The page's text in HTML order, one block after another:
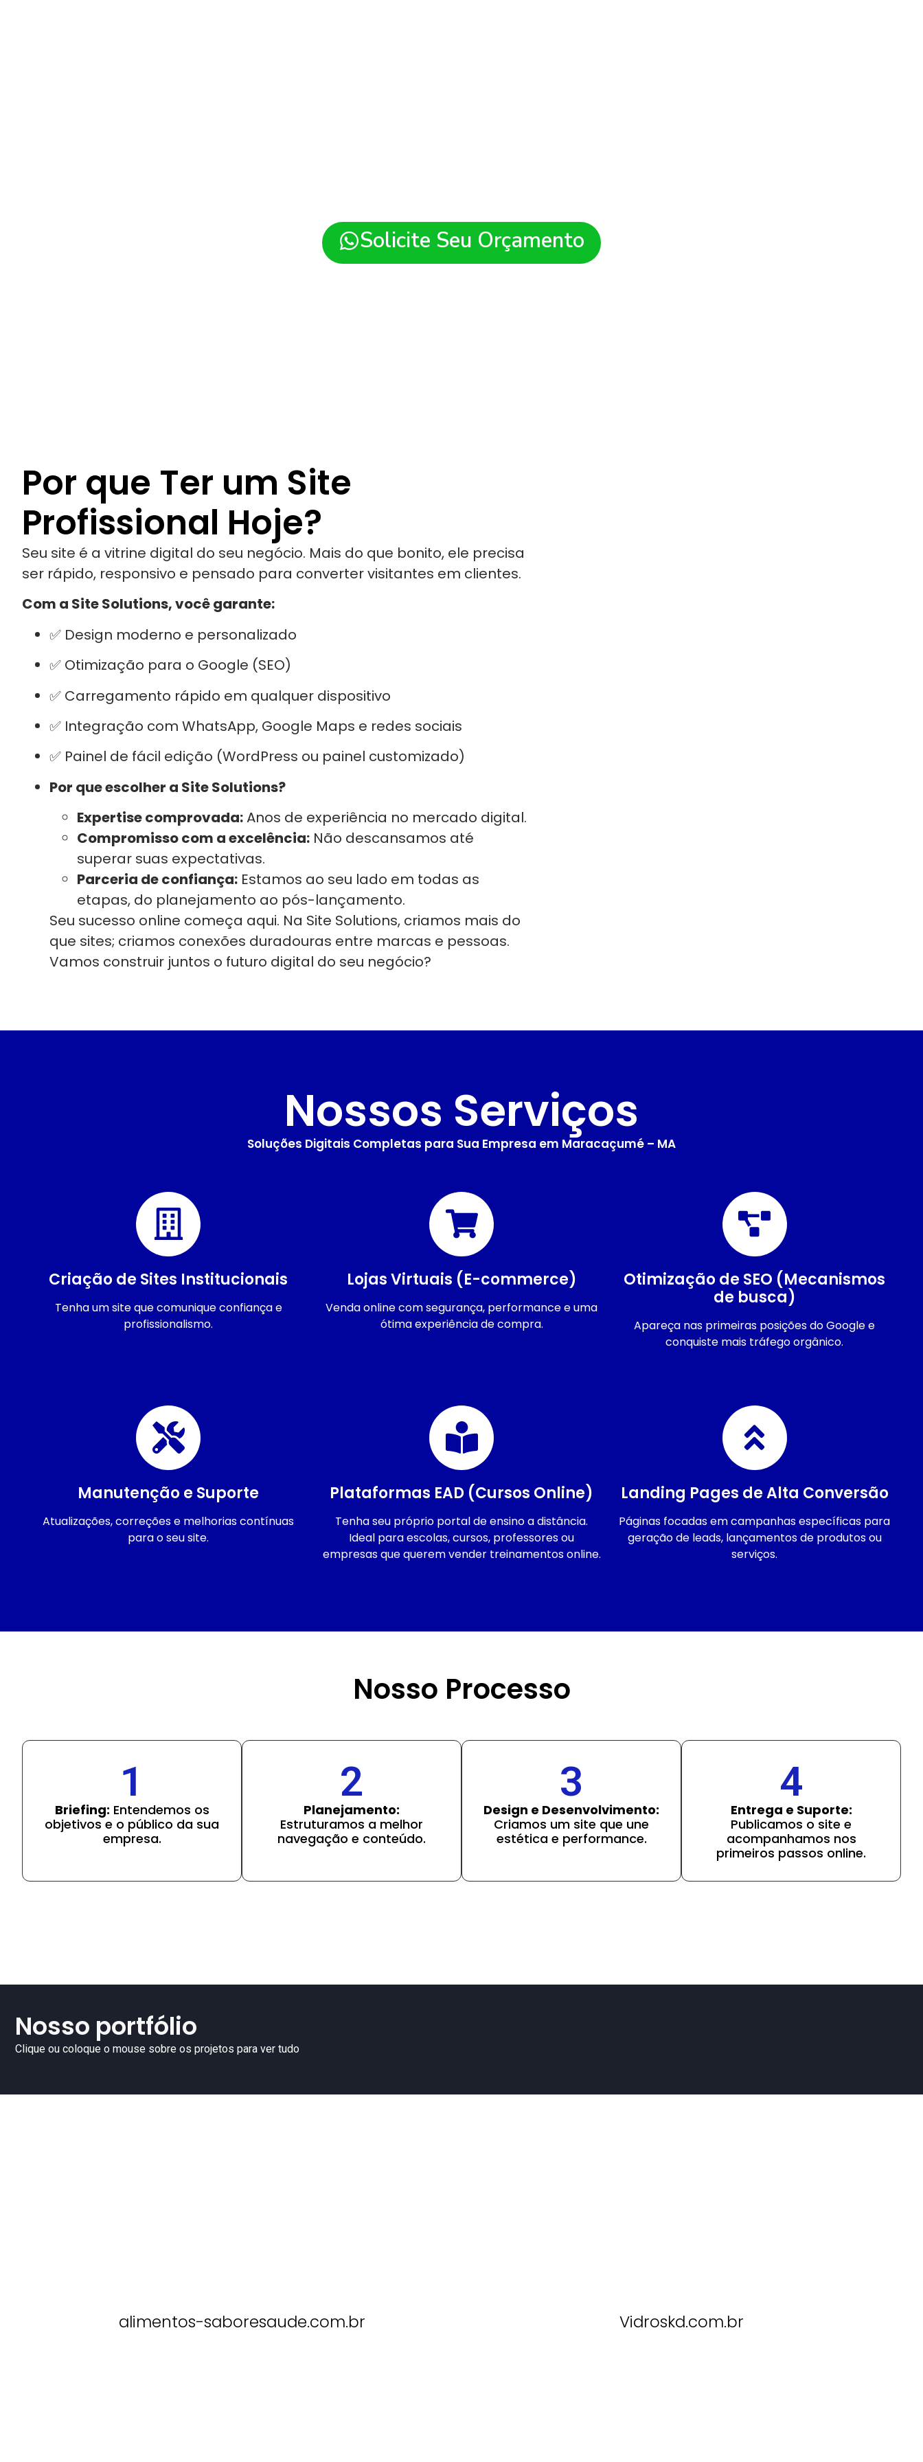
Solicite Seu Orçamento
Por que Ter um Site
Profissional Hoje?
Seu site é a vitrine digital do seu negócio. Mais do que bonito, ele precisa
ser rápido, responsivo e pensado para converter visitantes em clientes.
Com a Site Solutions, você garante:
✅ Design moderno e personalizado
✅ Otimização para o Google (SEO)
✅ Carregamento rápido em qualquer dispositivo
✅ Integração com WhatsApp, Google Maps e redes sociais
✅ Painel de fácil edição (WordPress ou painel customizado)
Por que escolher a Site Solutions?
Expertise comprovada:Anos de experiência no mercado digital.
Compromisso com a excelência: Não descansamos até
superar suas expectativas.
Parceria de confiança: Estamos ao seu lado em todas as
etapas, do planejamento ao pós-lançamento.
Seu sucesso online começa aqui. Na Site Solutions, criamos mais do
que sites; criamos conexões duradouras entre marcas e pessoas.
Vamos construir juntos o futuro digital do seu negócio?
Nossos Serviços
Soluções Digitais Completas para Sua Empresa em Maracaçumé – MA
Criação de Sites Institucionais
Tenha um site que comunique confiança e
profissionalismo.
Lojas Virtuais (E-commerce)
Venda online com segurança, performance e uma
ótima experiência de compra.
Otimização de SEO (Mecanismos
de busca)
Apareça nas primeiras posições do Google e
conquiste mais tráfego orgânico.
Manutenção e Suporte
Atualizações, correções e melhorias contínuas
para o seu site.
Plataformas EAD (Cursos Online)
Tenha seu próprio portal de ensino a distância.
Ideal para escolas, cursos, professores ou
empresas que querem vender treinamentos online.
Landing Pages de Alta Conversão
Páginas focadas em campanhas específicas para
geração de leads, lançamentos de produtos ou
serviços.
Nosso Processo
1
Briefing: Entendemos os
objetivos e o público da sua
empresa.
2
Planejamento:
Estruturamos a melhor
navegação e conteúdo.
3
Design e Desenvolvimento:
Criamos um site que une
estética e performance.
4
Entrega e Suporte:
Publicamos o site e
acompanhamos nos
primeiros passos online.
Nosso portfólio
Clique ou coloque o mouse sobre os projetos para ver tudo
alimentos-saboresaude.com.br Vidroskd.com.br